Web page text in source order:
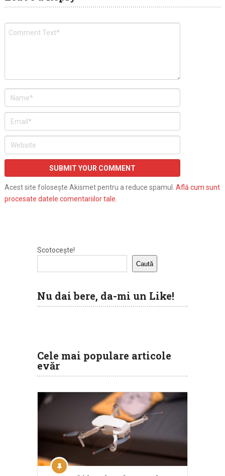
Acest site folosește Akismet pentru a reduce spamul. Află cum sunt
procesate datele comentariilor tale
Scotocește!
Caută
Nu dai bere, da-mi un Like!
Cele mai populare articole
evăr